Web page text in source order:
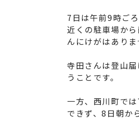
7日は午前9時ご
近くの駐車場か
んにけがはありま
寺田さんは登山
うことです。
一方、西川町で
できず、8日朝か